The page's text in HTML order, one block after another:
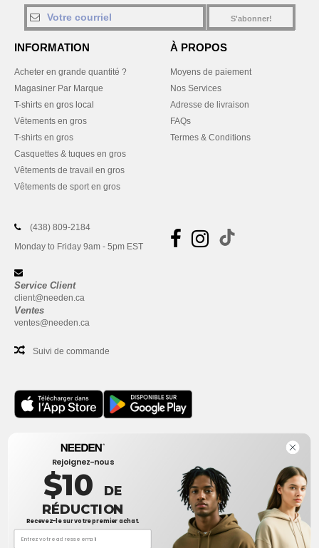
S'abonner!
INFORMATION
Acheter en grande quantité ?
Magasiner Par Marque
T-shirts en gros local
Vêtements en gros
T-shirts en gros
Casquettes & tuques en gros
Vêtements de travail en gros
Vêtements de sport en gros
À PROPOS
Moyens de paiement
Nos Services
Adresse de livraison
FAQs
Termes & Conditions
(438) 809-2184
Monday to Friday 9am - 5pm EST
Service Client
client@needen.ca
Ventes
ventes@needen.ca
Suivi de commande
Bureau
One Dundas Street West Suite 2500
Toronto, Ontario, M5G 1Z3
Ceci n'est PAS l'adresse de retour. Pour les retours, voir ici
Bureau
1300 rue Sherbrooke Ouest #400
Rejoignez-nous
$10 DE
RÉDUCTION
Recevez-le sur votre premier achat.